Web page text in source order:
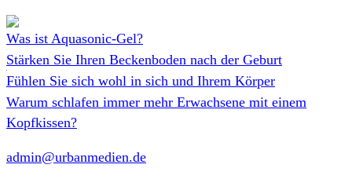
Was ist Aquasonic-Gel?
Stärken Sie Ihren Beckenboden nach der Geburt
Fühlen Sie sich wohl in sich und Ihrem Körper
Warum schlafen immer mehr Erwachsene mit einem
Kopfkissen?
admin@urbanmedien.de